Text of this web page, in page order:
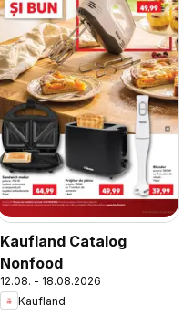
Kaufland Catalog
Nonfood
12.08. - 18.08.2026
Kaufland